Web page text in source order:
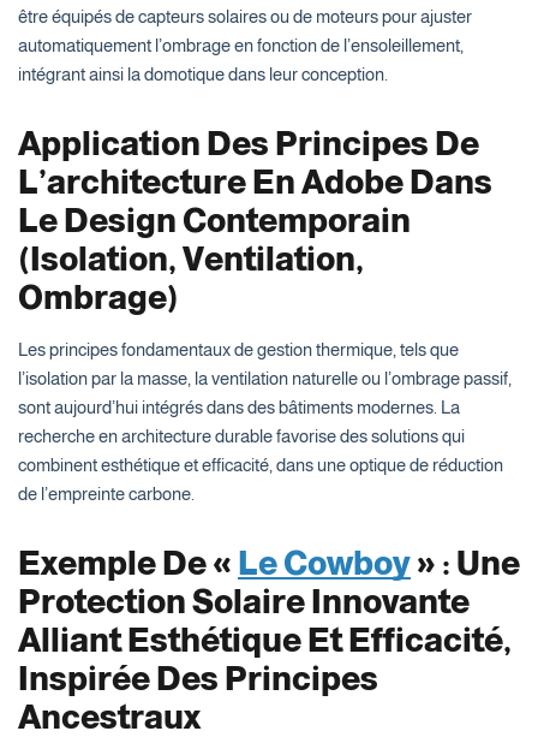
être équipés de capteurs solaires ou de moteurs pour ajuster
automatiquement l’ombrage en fonction de l’ensoleillement,
intégrant ainsi la domotique dans leur conception.
Application Des Principes De
L’architecture En Adobe Dans
Le Design Contemporain
(isolation, Ventilation,
Ombrage)
Les principes fondamentaux de gestion thermique, tels que
l’isolation par la masse, la ventilation naturelle ou l’ombrage passif,
sont aujourd’hui intégrés dans des bâtiments modernes. La
recherche en architecture durable favorise des solutions qui
combinent esthétique et efficacité, dans une optique de réduction
de l’empreinte carbone.
Exemple De « Le Cowboy » : Une
Protection Solaire Innovante
Alliant Esthétique Et Efficacité,
Inspirée Des Principes
Ancestraux